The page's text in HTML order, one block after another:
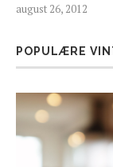
august 26, 2012
POPULÆRE